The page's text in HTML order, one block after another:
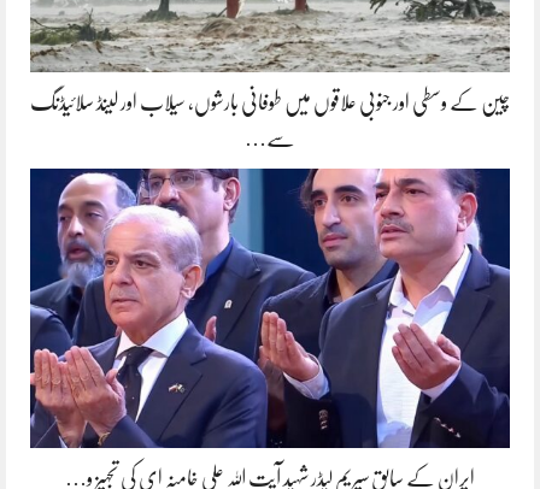
چین کے وسطی اور جنوبی علاقوں میں طوفانی بارشوں، سیلاب اور لینڈ سلائیڈنگ
سے…
ایران کے سابق سپریم لیڈر شہید آیت اللہ علی خامنہ ای کی تجہیز و…